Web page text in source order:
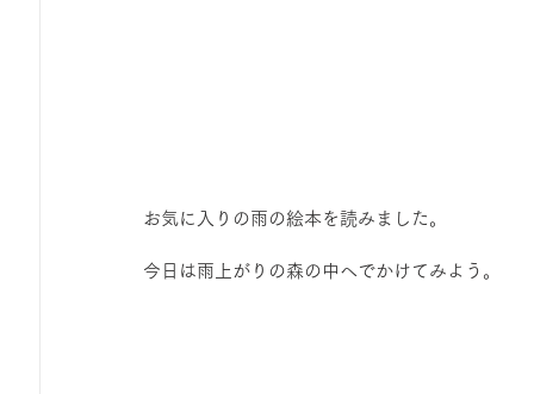
お気に入りの雨の絵本を読みました。
今日は雨上がりの森の中へでかけてみよう。